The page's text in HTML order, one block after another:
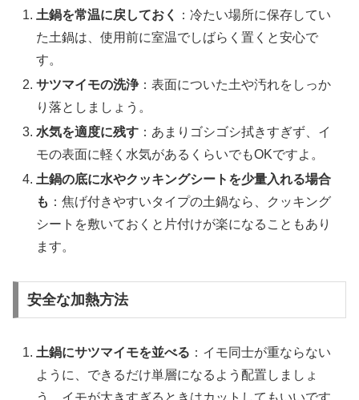
土鍋を常温に戻しておく
：冷たい場所に保存してい
た土鍋は、使用前に室温でしばらく置くと安心で
す。
サツマイモの洗浄：表面についた土や汚れをしっか
り落としましょう。
水気を適度に残す ：あまりゴシゴシ拭きすぎず、イ
モの表面に軽く水気があるくらいでもOKですよ。
土鍋の底に水やクッキングシートを少量入れる場合
も ：焦げ付きやすいタイプの土鍋なら、クッキング
シートを敷いておくと片付けが楽になることもあり
ます。
安全な加熱方法
土鍋にサツマイモを並べる ：イモ同士が重ならない
ように、できるだけ単層になるよう配置しましょ
う。イモが大きすぎるときはカットしてもいいです